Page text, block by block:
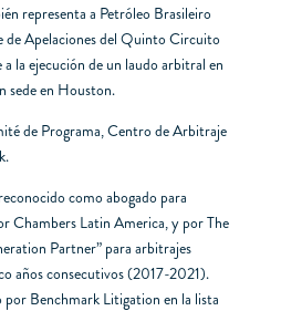
representa a Petróleo Brasileiro
de Apelaciones del Quinto Circuito
la ejecución de un laudo arbitral en
en Houston.
de Programa, Centro de Arbitraje
como abogado para
Chambers Latin America, y por The
Partner” para arbitrajes
años consecutivos (2017-2021).
por Benchmark Litigation en la lista